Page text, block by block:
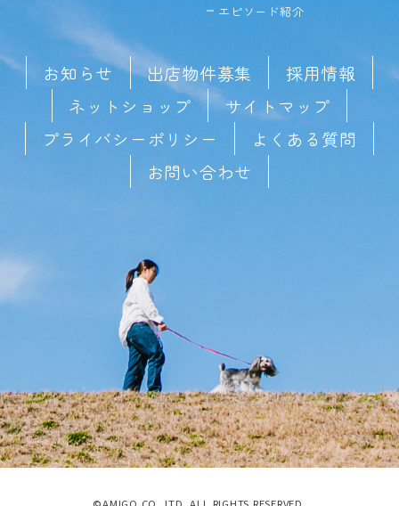
エピソード紹介
お知らせ 出店物件募集
採用情報
ネットショップ
サイトマップ
プライバシーポリシー
よくある質問
お問い合わせ